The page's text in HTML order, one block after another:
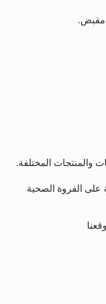
مقبض.
على الفروة الصحية